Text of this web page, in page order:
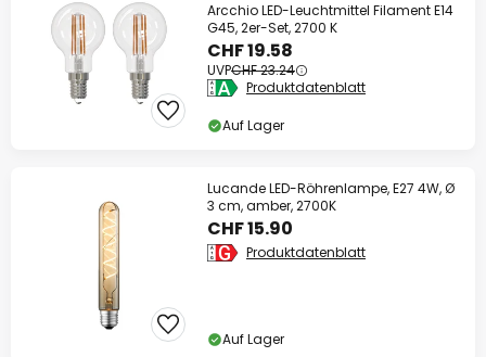
Arcchio LED-Leuchtmittel Filament E14
G45, 2er-Set, 2700 K
CHF 19.58
UVPCHF 23.24
Produktdatenblatt
Auf Lager
Lucande LED-Röhrenlampe, E27 4W, Ø
3 cm, amber, 2700K
CHF 15.90
Produktdatenblatt
Auf Lager